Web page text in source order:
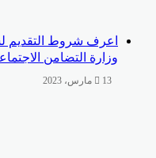
اعرف شروط التقديم لشقق
وزارة التضامن الاجتماعي